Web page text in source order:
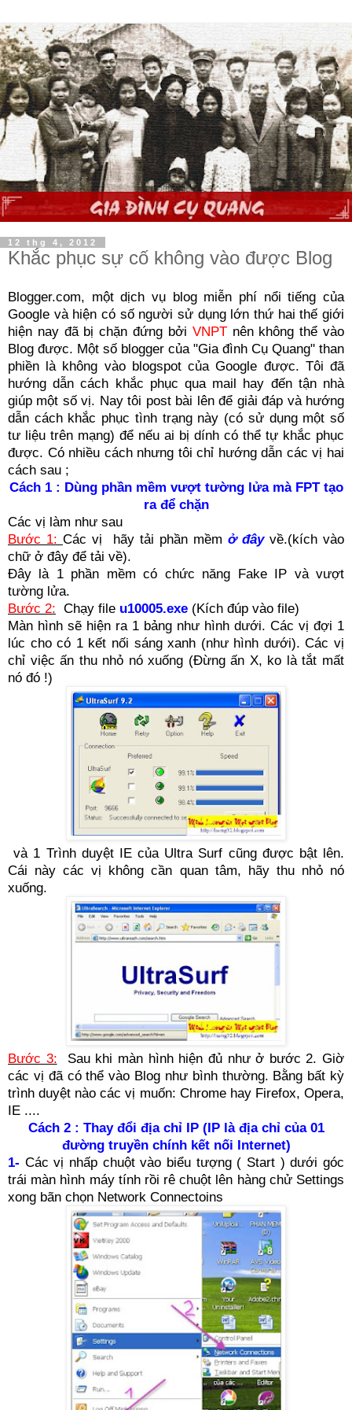
12 thg 4, 2012
Khắc phục sự cố không vào được Blog
Blogger.com, một dịch vụ blog miễn phí nổi tiếng của
Google và hiện có số người sử dụng lớn thứ hai thế giới
hiện nay đã bị chặn đứng bởi VNPTnên không thể vào
Blog được. Một số blogger của "Gia đình Cụ Quang" than
phiền là không vào blogspot của Google được. Tôi đã
hướng dẫn cách khắc phục qua mail hay đến tận nhà
giúp một số vị. Nay tôi post bài lên để giải đáp và hướng
dẫn cách khắc phục tình trạng này (có sử dụng một số
tư liệu trên mạng) để nếu ai bị dính có thể tự khắc phục
được. Có nhiều cách nhưng tôi chỉ hướng dẫn các vị hai
cách sau ;
Cách 1 : Dùng phần mềm vượt tường lửa mà FPT tạo
ra để chặn
Các vị làm như sau
Bước 1: Các vị hãy tải phần mềm ở đâyvề.(kích vào
chữ ở đây để tải về).
Đây là 1 phần mềm có chức năng Fake IP và vượt
tường lửa.
Bước 2: Chạy file u10005.exe (Kích đúp vào file)
Màn hình sẽ hiện ra 1 bảng như hình dưới. Các vị đợi 1
lúc cho có 1 kết nối sáng xanh (như hình dưới). Các vị
chỉ việc ấn thu nhỏ nó xuống (Đừng ấn X, ko là tắt mất
nó đó !)
và 1 Trình duyệt IE của Ultra Surf cũng được bật lên.
Cái này các vị không cần quan tâm, hãy thu nhỏ nó
xuống.
Bước 3: Sau khi màn hình hiện đủ như ở bước 2. Giờ
các vị đã có thể vào Blog như bình thường. Bằng bất kỳ
trình duyệt nào các vị muốn: Chrome hay Firefox, Opera,
IE ....
Cách 2 : Thay đổi địa chỉ IP (IP là địa chỉ của 01
đường truyền chính kết nối Internet)
1- Các vị nhấp chuột vào biểu tượng ( Start ) dưới góc
trái màn hình máy tính rồi rê chuột lên hàng chử Settings
xong bãn chọn Network Connectoins